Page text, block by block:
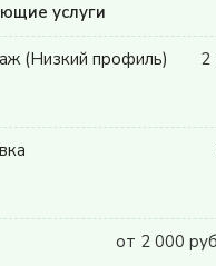
услуги
(Низкий профиль) 2
от 2 000